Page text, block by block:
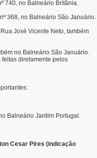
740, no Balneário Britânia.
368, no Balneário São Januário.
José Vicente Neto, também
no Balneário São Januário.
diretamente pelos
Balneário Jardim Portugal.
Cesar Pires (indicação